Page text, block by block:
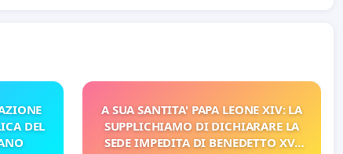
DEL
A SUA SANTITA' PAPA LEONE XIV: LA
SUPPLICHIAMO DI DICHIARARE LA
SEDE IMPEDITA DI BENEDETTO XVI